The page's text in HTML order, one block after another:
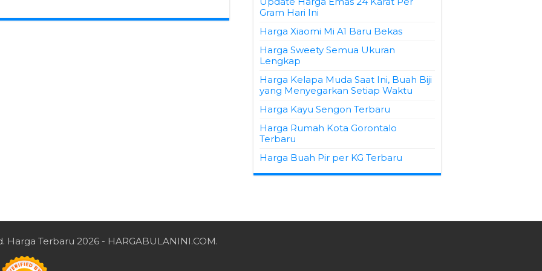
Gram Hari Ini
Harga Xiaomi Mi A1 Baru Bekas
Harga Sweety Semua Ukuran
Lengkap
Harga Kelapa Muda Saat Ini, Buah Biji
yang Menyegarkan Setiap Waktu
Harga Kayu Sengon Terbaru
Harga Rumah Kota Gorontalo
Terbaru
Harga Buah Pir per KG Terbaru
Harga Terbaru 2026 - HARGABULANINI.COM.